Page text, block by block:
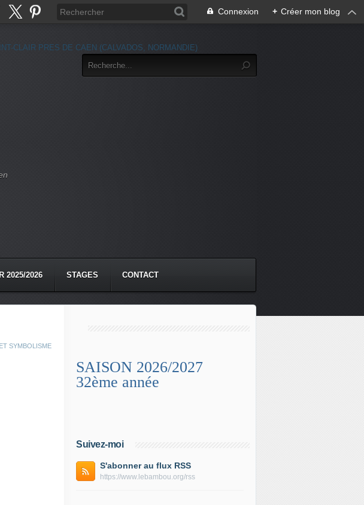
Connexion + Créer mon blog
2025/2026 STAGES CONTACT
SYMBOLISME
SAISON 2026/2027
32ème année
Suivez-moi
S'abonner au flux RSS
https://www.lebambou.org/rss